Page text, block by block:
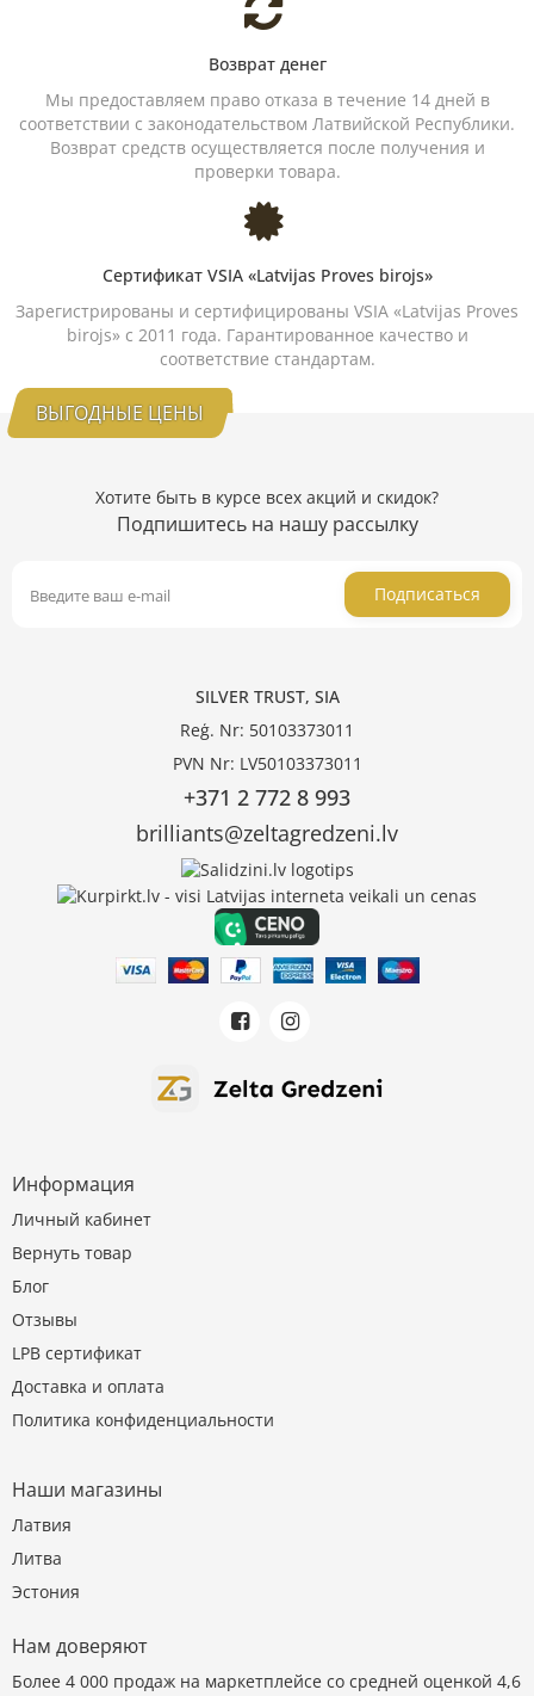
Возврат денег
Мы предоставляем право отказа в течение 14 дней в
соответствии с законодательством Латвийской Республики.
Возврат средств осуществляется после получения и
проверки товара.
Сертификат VSIA «Latvijas Proves birojs»
Зарегистрированы и сертифицированы VSIA «Latvijas Proves
birojs» с 2011 года. Гарантированное качество и
соответствие стандартам.
ВЫГОДНЫЕ ЦЕНЫ
Хотите быть в курсе всех акций и скидок?
Подпишитесь на нашу рассылку
Подписаться
SILVER TRUST, SIA
Reģ. Nr: 50103373011
PVN Nr: LV50103373011
+371 2 772 8 993
brilliants@zeltagredzeni.lv
Информация
Личный кабинет
Вернуть товар
Блог
Отзывы
LPB сертификат
Доставка и оплата
Политика конфиденциальности
Наши магазины
Латвия
Литва
Эстония
Нам доверяют
Более 4 000 продаж на маркетплейсе со средней оценкой 4,6